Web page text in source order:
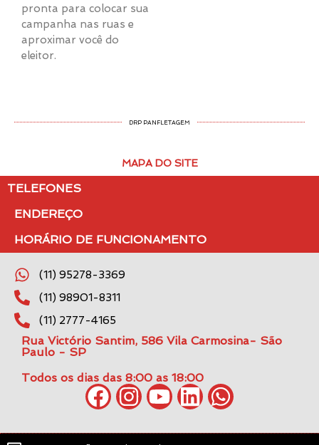
pronta para colocar sua
campanha nas ruas e
aproximar você do
eleitor.
DRP PANFLETAGEM
MAPA DO SITE
TELEFONES
ENDEREÇO
HORÁRIO DE FUNCIONAMENTO
(11) 95278-3369
(11) 98901-8311
(11) 2777-4165
Rua Victório Santim, 586 Vila Carmosina- São
Paulo - SP
Todos os dias das 8:00 as 18:00